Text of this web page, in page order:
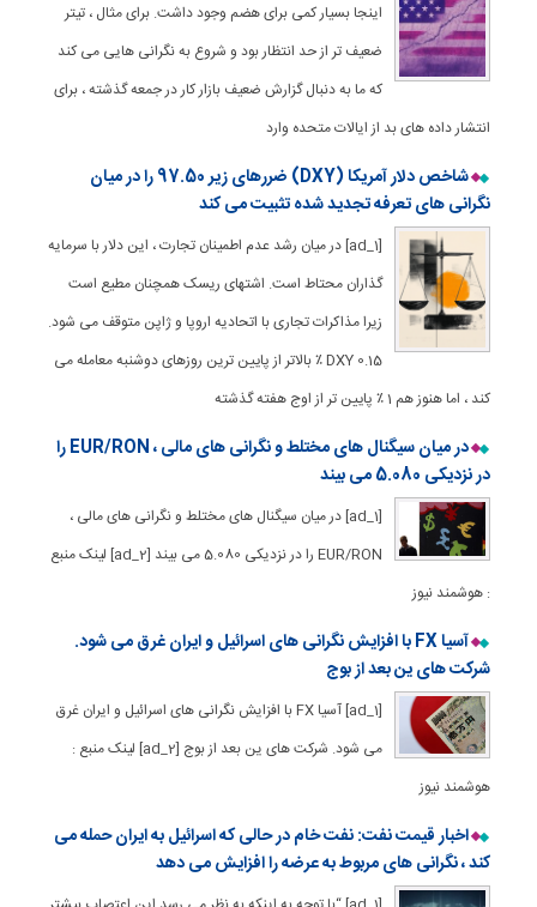
اینجا بسیار کمی برای هضم وجود داشت. برای مثال ، تیتر
ضعیف تر از حد انتظار بود و شروع به نگرانی هایی می کند
که ما به دنبال گزارش ضعیف بازار کار در جمعه گذشته ، برای
انتشار داده های بد از ایالات متحده وارد
شاخص دلار آمریکا (DXY) ضررهای زیر 97.50 را در میان
نگرانی های تعرفه تجدید شده تثبیت می کند
[ad_1] در میان رشد عدم اطمینان تجارت ، این دلار با سرمایه
گذاران محتاط است. اشتهای ریسک همچنان مطیع است
زیرا مذاکرات تجاری با اتحادیه اروپا و ژاپن متوقف می شود.
DXY 0.15 ٪ بالاتر از پایین ترین روزهای دوشنبه معامله می
کند ، اما هنوز هم 1 ٪ پایین تر از اوج هفته گذشته
در میان سیگنال های مختلط و نگرانی های مالی ، EUR/RON را
در نزدیکی 5.080 می بیند
[ad_1] در میان سیگنال های مختلط و نگرانی های مالی ،
EUR/RON را در نزدیکی 5.080 می بیند [ad_2] لینک منبع
: هوشمند نیوز
آسیا FX با افزایش نگرانی های اسرائیل و ایران غرق می شود.
شرکت های ین بعد از بوج
[ad_1] آسیا FX با افزایش نگرانی های اسرائیل و ایران غرق
می شود. شرکت های ین بعد از بوج [ad_2] لینک منبع :
هوشمند نیوز
اخبار قیمت نفت: نفت خام در حالی که اسرائیل به ایران حمله می
کند ، نگرانی های مربوط به عرضه را افزایش می دهد